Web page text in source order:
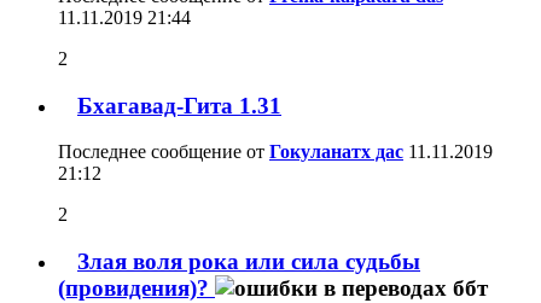
11.11.2019 21:44
2
Бхагавад-Гита 1.31
Последнее сообщение от Гокуланатх дас 11.11.2019
21:12
2
Злая воля рока или сила судьбы
(провидения)?